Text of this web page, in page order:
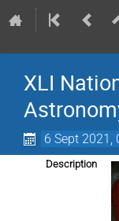
XLI
6 Sept 2021,
Description